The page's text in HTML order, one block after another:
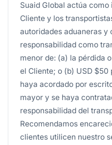
Suaid Global actúa
Cliente y los
autoridades aduaneras y
responsabilidad como
menor de: (a) la pérdida
el Cliente; o (b) USD $50
haya acordado por
mayor y se haya
responsabilidad del
Recomendamos
clientes utilicen nuestro